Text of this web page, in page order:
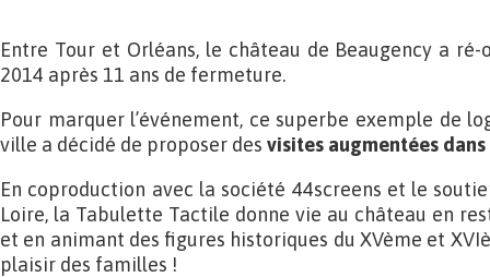
Entre Tour et Orléans, le château de Beaugency a
2014 après 11 ans de fermeture.
Pour marquer l’événement, ce superbe exemple de
ville a décidé de proposer des visites augmentées dans
En coproduction avec la société 44screens et le
Loire, la Tabulette Tactile donne vie au château en
et en animant des figures historiques du XVème et
plaisir des familles !